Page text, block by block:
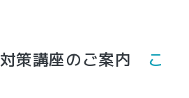
策講座のご案内 こ